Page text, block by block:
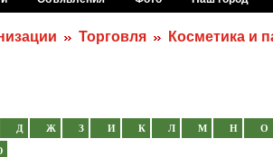
Торговля Косметика и
Д Ж З И К Л М Н О